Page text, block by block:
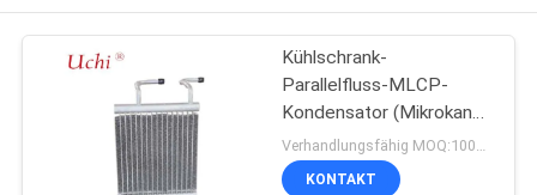
PRODUKTE
Metalloxid-Varistor
Kühlschrank-
Parallelfluss-MLCP-
Kondensator (Mikrokanal-
Flüssigkeitskühlplatte). Verhandlungsfähig MOQ:1000 Prozent
KONTAKT